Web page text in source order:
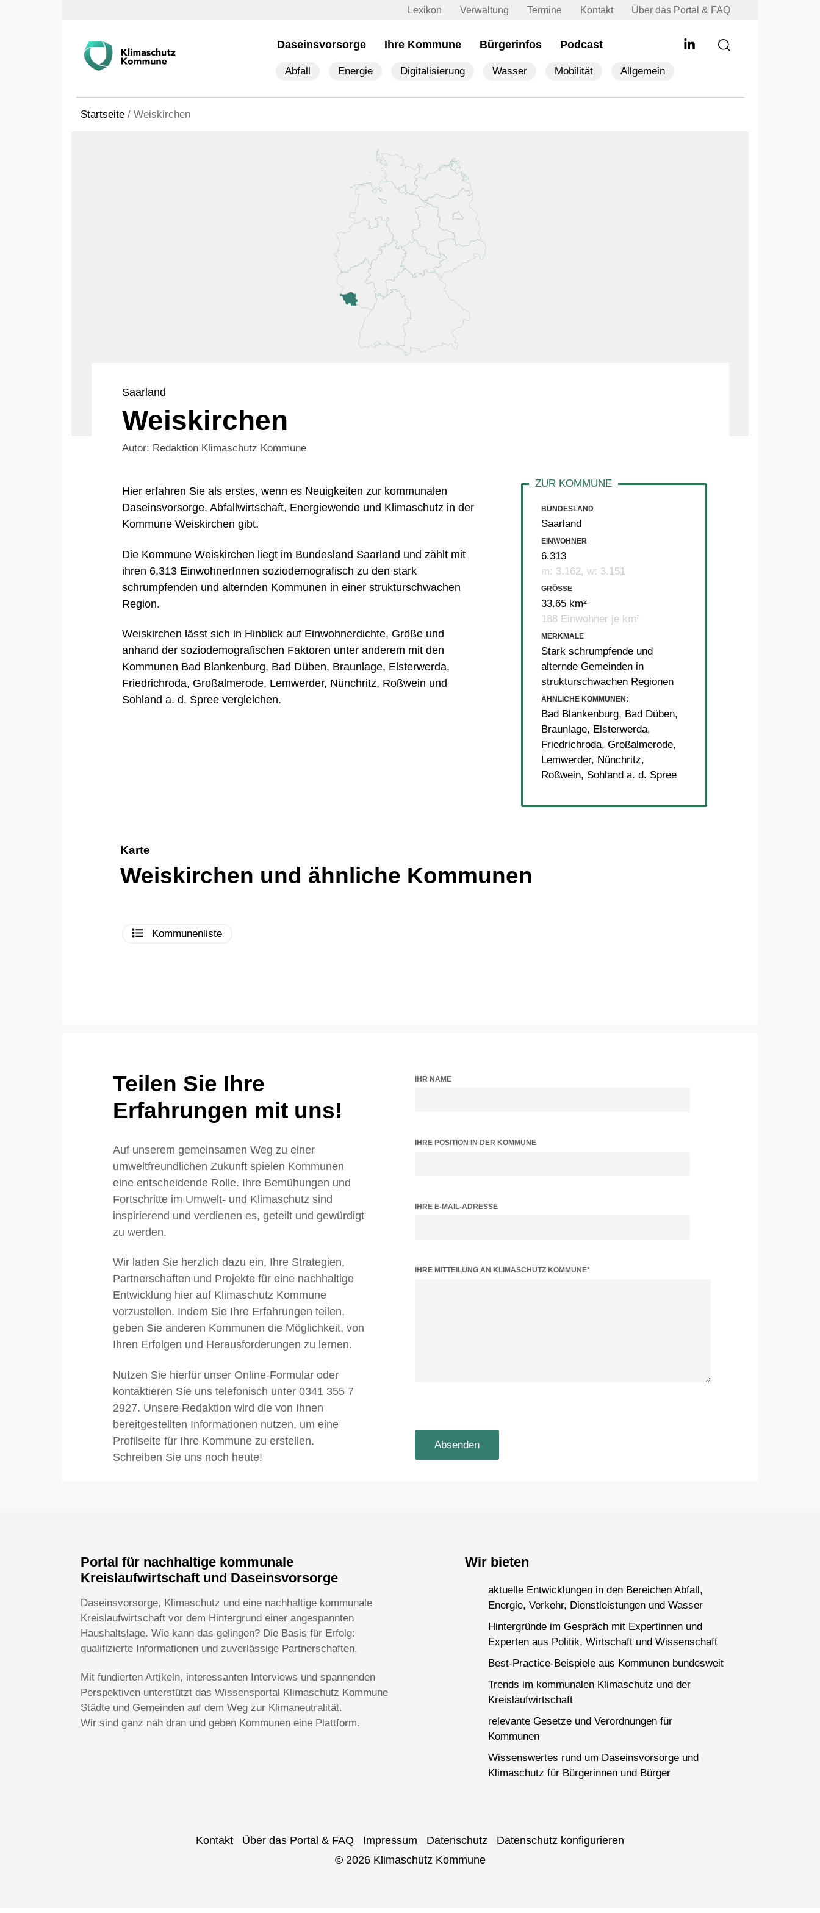
Lexikon Verwaltung Termine Kontakt Über das Portal & FAQ
Daseinsvorsorge Ihre Kommune Bürgerinfos Podcast
Abfall Energie Digitalisierung Wasser Mobilität Allgemein
Startseite / Weiskirchen
Saarland
Weiskirchen
Autor: Redaktion Klimaschutz Kommune
Hier erfahren Sie als erstes, wenn es Neuigkeiten zur kommunalen
Daseinsvorsorge, Abfallwirtschaft, Energiewende und Klimaschutz in der
Kommune Weiskirchen gibt.
Die Kommune Weiskirchen liegt im Bundesland Saarland und zählt mit
ihren 6.313 EinwohnerInnen soziodemografisch zu den stark
schrumpfenden und alternden Kommunen in einer strukturschwachen
Region.
Weiskirchen lässt sich in Hinblick auf Einwohnerdichte, Größe und
anhand der soziodemografischen Faktoren unter anderem mit den
Kommunen Bad Blankenburg, Bad Düben, Braunlage, Elsterwerda,
Friedrichroda, Großalmerode, Lemwerder, Nünchritz, Roßwein und
Sohland a. d. Spree vergleichen.
BUNDESLAND
Saarland
EINWOHNER
6.313
m: 3.162, w: 3.151
GRÖSSE
33.65 km²
188 Einwohner je km²
MERKMALE
Stark schrumpfende und
alternde Gemeinden in
strukturschwachen Regionen
ÄHNLICHE KOMMUNEN:
Bad Blankenburg, Bad Düben,
Braunlage, Elsterwerda,
Friedrichroda,Großalmerode,
Lemwerder, Nünchritz,
Roßwein, Sohland a. d. Spree
Karte
Weiskirchen und ähnliche Kommunen
Kommunenliste
Teilen Sie Ihre
Erfahrungen mit uns!
Auf unserem gemeinsamen Weg zu einer
umweltfreundlichen Zukunft spielen Kommunen
eine entscheidende Rolle. Ihre Bemühungen und
Fortschritte im Umwelt- und Klimaschutz sind
inspirierend und verdienen es, geteilt und gewürdigt
zu werden.
Wir laden Sie herzlich dazu ein, Ihre Strategien,
Partnerschaften und Projekte für eine nachhaltige
Entwicklung hier auf Klimaschutz Kommune
vorzustellen. Indem Sie Ihre Erfahrungen teilen,
geben Sie anderen Kommunen die Möglichkeit, von
Ihren Erfolgen und Herausforderungen zu lernen.
Nutzen Sie hierfür unser Online-Formular oder
kontaktieren Sie uns telefonisch unter 0341 355 7
2927. Unsere Redaktion wird die von Ihnen
bereitgestellten Informationen nutzen, um eine
Profilseite für Ihre Kommune zu erstellen.
Schreiben Sie uns noch heute!
IHR NAME
IHRE POSITION IN DER KOMMUNE
IHRE E-MAIL-ADRESSE
BITTE LASSE DIESES FELD LEER.
IHRE MITTEILUNG AN KLIMASCHUTZ KOMMUNE*
Portal für nachhaltige kommunale
Kreislaufwirtschaft und Daseinsvorsorge
Daseinsvorsorge, Klimaschutz und eine nachhaltige kommunale
Kreislaufwirtschaft vor dem Hintergrund einer angespannten
Haushaltslage. Wie kann das gelingen? Die Basis für Erfolg:
qualifizierte Informationen und zuverlässige Partnerschaften.
Mit fundierten Artikeln, interessanten Interviews und spannenden
Perspektiven unterstützt das Wissensportal Klimaschutz Kommune
Städte und Gemeinden auf dem Weg zur Klimaneutralität.
Wir sind ganz nah dran und geben Kommunen eine Plattform.
Wir bieten
aktuelle Entwicklungen in den Bereichen Abfall,
Energie, Verkehr, Dienstleistungen und Wasser
Hintergründe im Gespräch mit Expertinnen und
Experten aus Politik, Wirtschaft und Wissenschaft
Best-Practice-Beispiele aus Kommunen bundesweit
Trends im kommunalen Klimaschutz und der
Kreislaufwirtschaft
relevante Gesetze und Verordnungen für
Kommunen
Wissenswertes rund um Daseinsvorsorge und
Klimaschutz für Bürgerinnen und Bürger
Kontakt Über das Portal & FAQ Impressum Datenschutz
Datenschutz konfigurieren
© 2026 Klimaschutz Kommune